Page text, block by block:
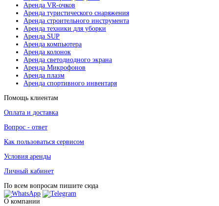
Аренда VR-очков
Аренда туристического снаряжения
Аренда строительного инструмента
Аренда техники для уборки
Аренда SUP
Аренда компьютера
Аренда колонок
Аренда светодиодного экрана
Аренда Микрофонов
Аренда плазм
Аренда спортивного инвентаря
Помощь клиентам
Оплата и доставка
Вопрос - ответ
Как пользоваться сервисом
Условия аренды
Личный кабинет
По всем вопросам пишите сюда
О компании